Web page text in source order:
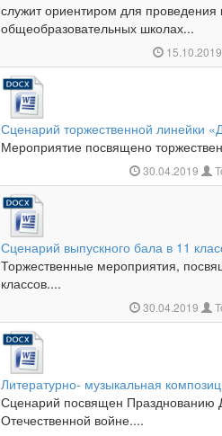
служит ориентиром для проведения
общеобразовательных школах...
Сценарий торжественной линейки
Мероприятие посвящено
30.04.2019
Сценарий выпускного бала в 11
Торжественные мероприятия,
классов....
30.04.2019
Литературно- музыкальная
Сценарий посвящен Празднованию
Отечественной войне....